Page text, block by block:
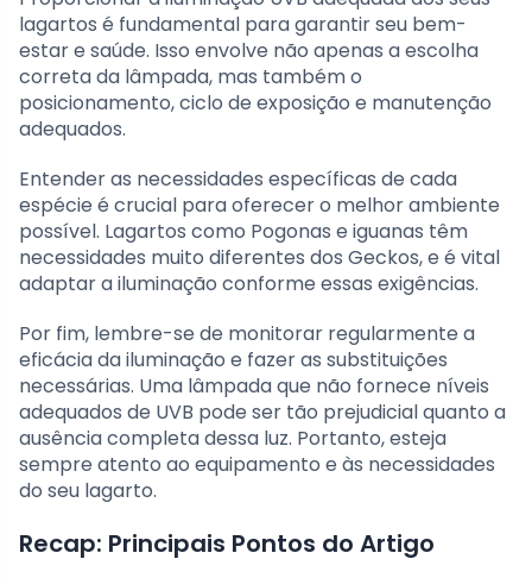
lagartos é fundamental para garantir seu bem-
estar e saúde. Isso envolve não apenas a escolha
correta da lâmpada, mas também o
posicionamento, ciclo de exposição e manutenção
adequados.
Entender as necessidades específicas de cada
espécie é crucial para oferecer o melhor ambiente
possível. Lagartos como Pogonas e iguanas têm
necessidades muito diferentes dos Geckos, e é vital
adaptar a iluminação conforme essas exigências.
Por fim, lembre-se de monitorar regularmente a
eficácia da iluminação e fazer as substituições
necessárias. Uma lâmpada que não fornece níveis
adequados de UVB pode ser tão prejudicial quanto a
ausência completa dessa luz. Portanto, esteja
sempre atento ao equipamento e às necessidades
do seu lagarto.
Recap: Principais Pontos do Artigo